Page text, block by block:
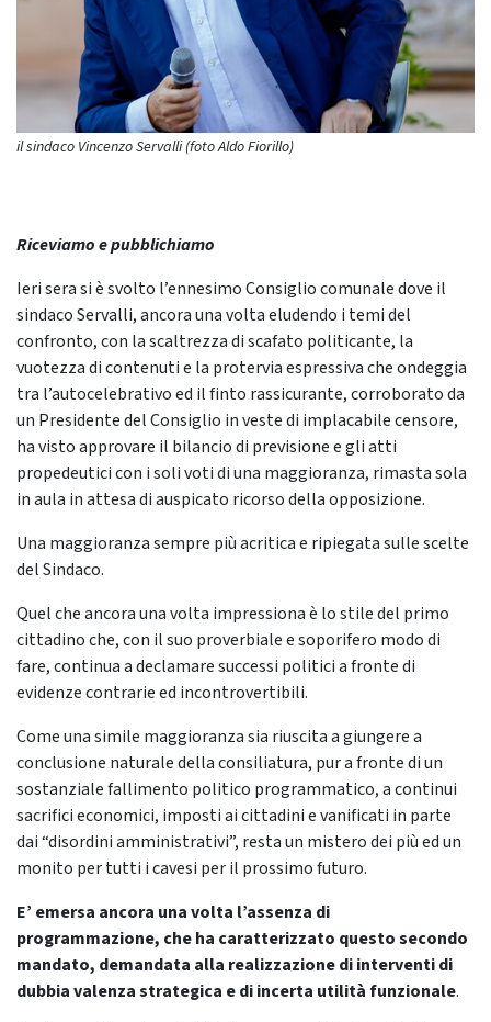
il sindaco Vincenzo Servalli (foto Aldo Fiorillo)
Riceviamo e pubblichiamo
Ieri sera si è svolto l’ennesimo Consiglio comunale dove il
sindaco Servalli, ancora una volta eludendo i temi del
confronto, con la scaltrezza di scafato politicante, la
vuotezza di contenuti e la protervia espressiva che ondeggia
tra l’autocelebrativo ed il finto rassicurante, corroborato da
un Presidente del Consiglio in veste di implacabile censore,
ha visto approvare il bilancio di previsione e gli atti
propedeutici con i soli voti di una maggioranza, rimasta sola
in aula in attesa di auspicato ricorso della opposizione.
Una maggioranza sempre più acritica e ripiegata sulle scelte
del Sindaco.
Quel che ancora una volta impressiona è lo stile del primo
cittadino che, con il suo proverbiale e soporifero modo di
fare, continua a declamare successi politici a fronte di
evidenze contrarie ed incontrovertibili.
Come una simile maggioranza sia riuscita a giungere a
conclusione naturale della consiliatura, pur a fronte di un
sostanziale fallimento politico programmatico, a continui
sacrifici economici, imposti ai cittadini e vanificati in parte
dai “disordini amministrativi”, resta un mistero dei più ed un
monito per tutti i cavesi per il prossimo futuro.
E’ emersa ancora una volta l’assenza di
programmazione, che ha caratterizzato questo secondo
mandato, demandata alla realizzazione di interventi di
dubbia valenza strategica e di incerta utilità funzionale.